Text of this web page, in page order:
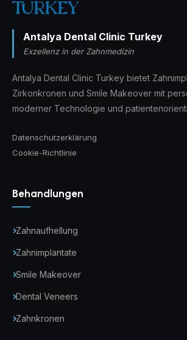
Antalya Dental Clinic Turkey
Exzellenz in der Zahnmedizin
Antalya Dental Clinic Turkey bietet
Zirkonkronen und Smile Makeover mit
moderner Technologie und
Datenschutzerklärung
Cookie-Richtlinie
Behandlungen
Zahnaufhellung
Zahnimplantate
Smile Makeover
Dental Veneers
Zahnkronen